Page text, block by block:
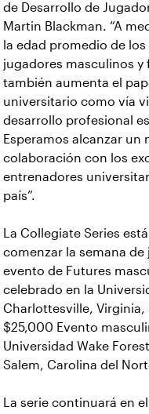
de Desarrollo de
Martin Blackman. “A
la edad promedio de
jugadores masculinos y
también aumenta el
universitario como vía
desarrollo profesional
Esperamos alcanzar un
colaboración con los
entrenadores
país”.
La Collegiate Series
comenzar la semana
evento de Futures
celebrado en la
Charlottesville, Virginia,
$25,000 Evento
Universidad Wake
Salem, Carolina del
La serie continuará en